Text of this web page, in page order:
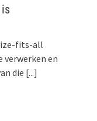
fits-all
en
die [...]